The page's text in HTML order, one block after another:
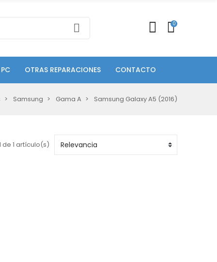
0
OTRAS REPARACIONES CONTACTO
Samsung Gama A Samsung Galaxy A5 (2016)
de 1 artículo(s)